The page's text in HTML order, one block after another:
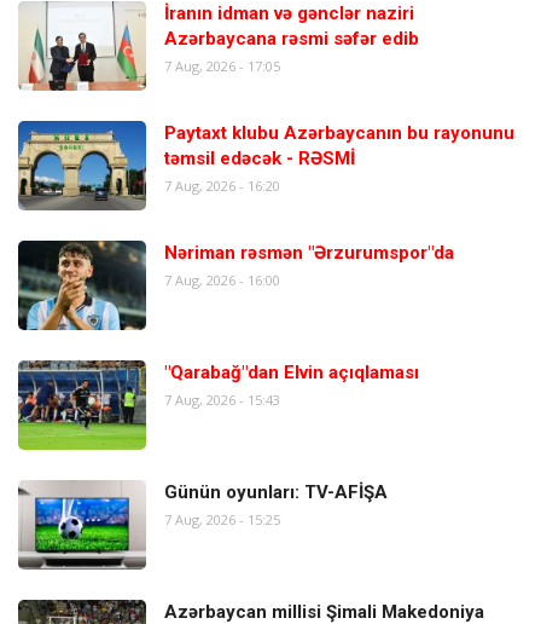
İranın idman və gənclər naziri
Azərbaycana rəsmi səfər edib
7 Aug, 2026 - 17:05
Paytaxt klubu Azərbaycanın bu rayonunu
təmsil edəcək - RƏSMİ
7 Aug, 2026 - 16:20
Nəriman rəsmən "Ərzurumspor"da
7 Aug, 2026 - 16:00
"Qarabağ"dan Elvin açıqlaması
7 Aug, 2026 - 15:43
Günün oyunları: TV-AFİŞA
7 Aug, 2026 - 15:25
Azərbaycan millisi Şimali Makedoniya